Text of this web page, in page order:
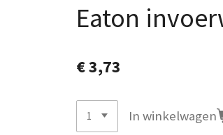
Eaton
€ 3,73
In winkelwagen